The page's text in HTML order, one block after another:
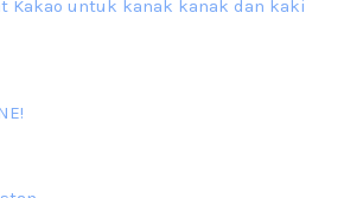
sejahtera semua. Lama betul che mat tak
MASAK LEMAK
more
Kakao untuk kanak kanak dan kaki